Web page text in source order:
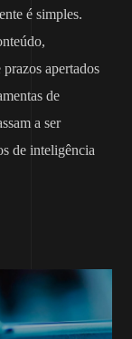
é simples.
apertados
de
a ser
de inteligência